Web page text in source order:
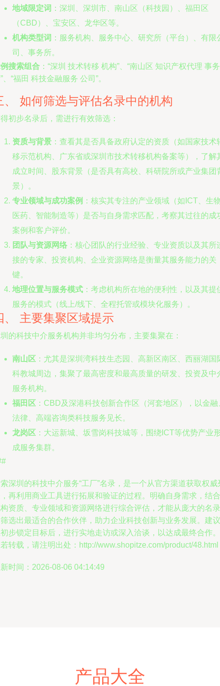
地域限定词 ：深圳、深圳市、南山区（科技园）、福田区
（CBD）、宝安区、龙华区等。
机构类型词 ：服务机构、服务中心、研究所（平台）、有限
司、事务所。
搜索组合 ：“深圳 技术转移 机构”、“南山区 知识产权代理 事务
、“福田 科技金融服务 公司”。
、 如何筛选与评估名录中的机构
初步名录后，需进行有效筛选：
资质与背景 ：查看其是否具备政府认定的资质（如国家技术
移示范机构、广东省或深圳市技术转移机构备案等），了解
成立时间、股东背景（是否具有高校、科研院所或产业集团
景）。
专业领域与成功案例 ：核实其专注的产业领域（如ICT、生
医药、智能制造等）是否与自身需求匹配，考察其过往的成
案例和客户评价。
团队与资源网络 ：核心团队的行业经验、专业资质以及其所
接的专家、投资机构、企业资源网络是衡量其服务能力的关
键。
地理位置与服务模式 ：考虑机构所在地的便利性，以及其提
服务的模式（线上/线下、全程托管或模块化服务）。
、 主要集聚区域提示
的科技中介服务机构并非均匀分布，主要集聚在：
南山区 ：尤其是深圳湾科技生态园、高新区南区、西丽湖国
科教城周边，集聚了最高密度和最高质量的研发、投资及中
服务机构。
福田区 ：CBD及深港科技创新合作区（河套地区），以金融
法律、高端咨询类科技服务见长。
龙岗区 ：大运新城、坂雪岗科技城等，围绕ICT等优势产业
成服务集群。
深圳的科技中介服务“工厂”名录，是一个从官方渠道获取权威
再利用商业工具进行拓展和验证的过程。明确自身需求，结合
资质、专业领域和资源网络进行综合评估，才能从庞大的名录
选出最适合的合作伙伴，助力企业科技创新与业务发展。建议
步锁定目标后，进行实地走访或深入洽谈，以达成最终合作。
转载，请注明出处：http://www.shopitze.com/product/48.html
时间：2026-08-06 04:14:49
产品大全